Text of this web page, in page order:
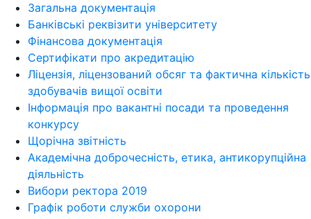
Загальна документація
Банківські реквізити університету
Фінансова документація
Сертифікати про акредитацію
Ліцензія, ліцензований обсяг та фактична кількість
здобувачів вищої освіти
Інформація про вакантні посади та проведення
конкурсу
Щорічна звітність
Академічна доброчесність, етика, антикорупційна
діяльність
Вибори ректора 2019
Графік роботи служби охорони